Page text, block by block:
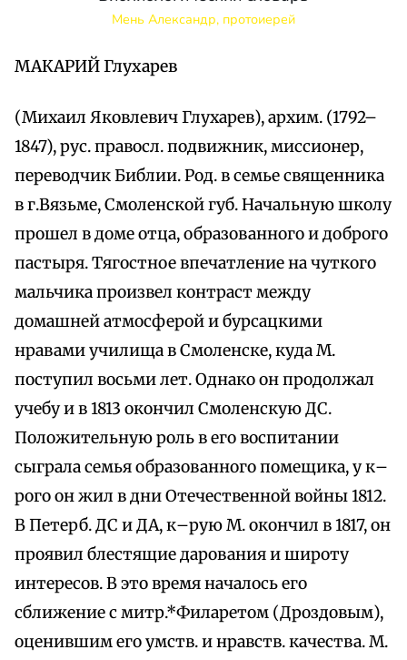
Мень Александр, протоиерей
МАКАРИЙ Глухарев
(Михаил Яковлевич Глухарев), архим. (1792–
1847), рус. правосл. подвижник, миссионер,
переводчик Библии. Род. в семье священника
в г.Вязьме, Смоленской губ. Начальную школу
прошел в доме отца, образованного и доброго
пастыря. Тягостное впечатление на чуткого
мальчика произвел контраст между
домашней атмосферой и бурсацкими
нравами училища в Смоленске, куда М.
поступил восьми лет. Однако он продолжал
учебу и в 1813 окончил Смоленскую ДС.
Положительную роль в его воспитании
сыграла семья образованного помещика, у к–
рого он жил в дни Отечественной войны 1812.
В Петерб. ДС и ДА, к–рую М. окончил в 1817, он
проявил блестящие дарования и широту
интересов. В это время началось его
сближение с митр.*Филаретом (Дроздовым),
оценившим его умств. и нравств. качества. М.